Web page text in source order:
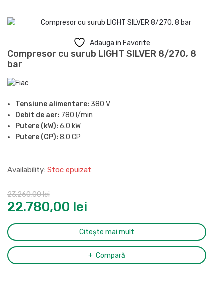
Adauga in Favorite
Compresor cu surub LIGHT SILVER 8/270, 8
bar
Tensiune alimentare: 380 V
Debit de aer: 780 l/min
Putere (kW): 6.0 kW
Putere (CP): 8.0 CP
Nivel de zgomot (LpA, la 4m):
Racord evacuare aer comprimat:
Dimensiuni (L x l x H):
Greutate:193 kg
Availability: Stoc epuizat
22.780,00 lei
23.260,00lei
Citește mai mult
Compară